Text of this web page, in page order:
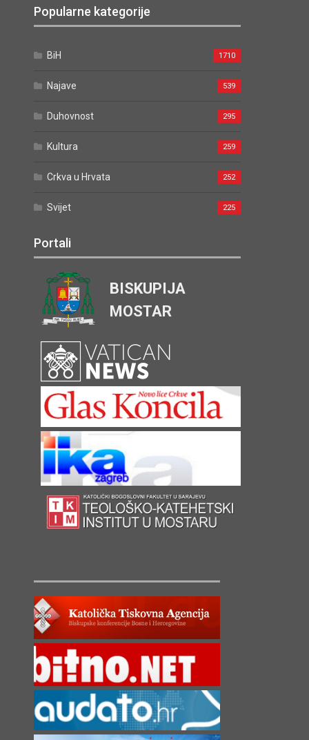
Popularne kategorije
BiH 1710
Najave 539
Duhovnost 295
Kultura 259
Crkva u Hrvata 252
Svijet 225
Portali
BISKUPIJA
MOSTAR